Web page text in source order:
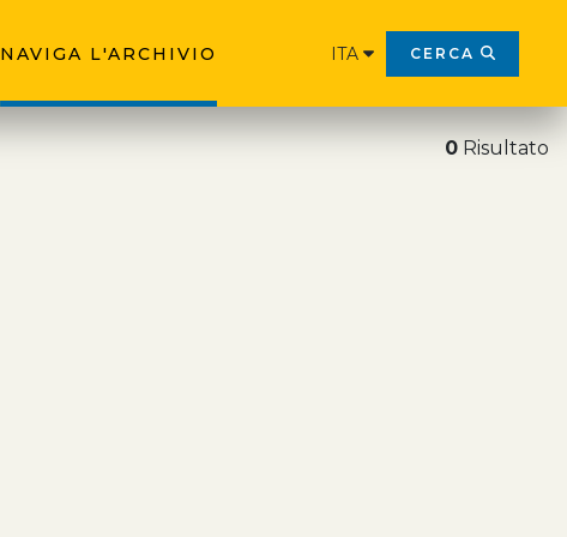
NAVIGA L'ARCHIVIO ITA CERCA
0 Risultato